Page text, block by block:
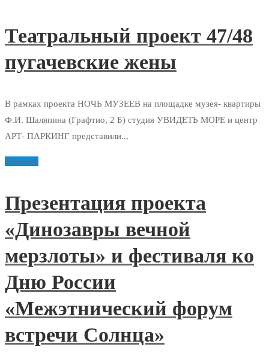
Театральный проект 47/48
пугачевские жены
В рамках проекта НОЧЬ МУЗЕЕВ на площадке музея- квартиры
Ф.И. Шаляпина (Графтио, 2 Б) студия УВИДЕТЬ МОРЕ и центр
АРТ- ПАРКИНГ представили...
Новости
Презентация проекта
«Динозавры вечной
мерзлоты» и фестиваля ко
Дню России
«Межэтнический форум
встречи Солнца»